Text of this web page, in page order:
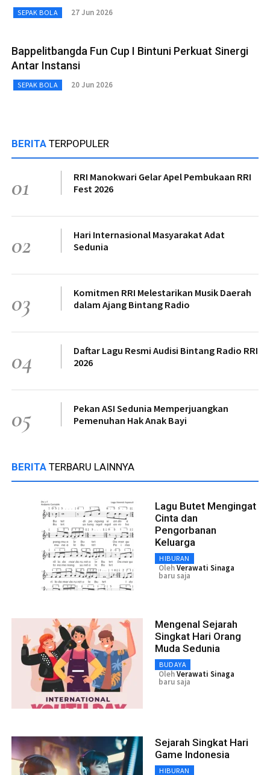
SEPAK BOLA 27 Jun 2026
Bappelitbangda Fun Cup I Bintuni Perkuat Sinergi
Antar Instansi
SEPAK BOLA 20 Jun 2026
BERITA TERPOPULER
01
RRI Manokwari Gelar Apel Pembukaan RRI
Fest 2026
02
Hari Internasional Masyarakat Adat
Sedunia
03
Komitmen RRI Melestarikan Musik Daerah
dalam Ajang Bintang Radio
04
Daftar Lagu Resmi Audisi Bintang Radio RRI
2026
05
Pekan ASI Sedunia Memperjuangkan
Pemenuhan Hak Anak Bayi
BERITA TERBARU LAINNYA
Lagu Butet Mengingat
Cinta dan
Pengorbanan
Keluarga
HIBURAN
OlehVerawati Sinaga
baru saja
Mengenal Sejarah
Singkat Hari Orang
Muda Sedunia
BUDAYA
OlehVerawati Sinaga
baru saja
Sejarah Singkat Hari
Game Indonesia
HIBURAN